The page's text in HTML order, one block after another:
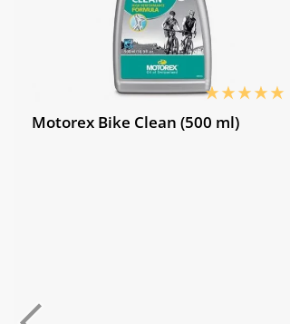
Motorex Bike Clean (500 ml)